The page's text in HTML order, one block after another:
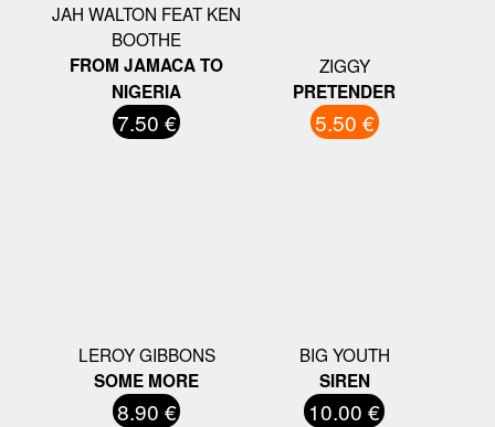
JAH WALTON FEAT KEN
BOOTHE
FROM JAMACA TO
NIGERIA
7.50 €
ZIGGY
PRETENDER
5.50 €
LEROY GIBBONS
SOME MORE
8.90 €
BIG YOUTH
SIREN
10.00 €